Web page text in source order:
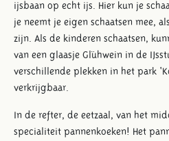
ijsbaan op echt ijs. Hier kun je
je neemt je eigen schaatsen mee,
zijn. Als de kinderen schaatsen,
van een glaasje Glühwein in de
verschillende plekken in het park
verkrijgbaar.
In de refter, de eetzaal, van het
specialiteit pannenkoeken! Het